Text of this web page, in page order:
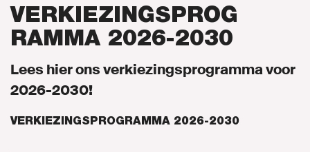
VERKIEZINGSPROG
RAMMA 2026-2030
Lees hier ons verkiezingsprogramma voor
2026-2030!
VERKIEZINGSPROGRAMMA 2026-2030
KOM IN ACTIE
Onze afdeling